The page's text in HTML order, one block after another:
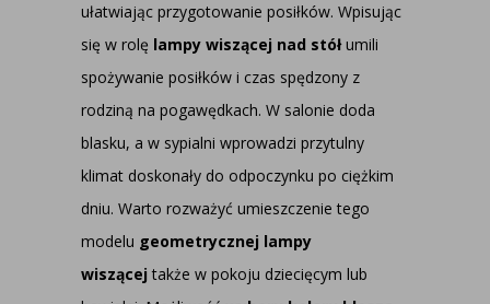
ułatwiając przygotowanie posiłków. Wpisując
się w rolę lampy wiszącej nad stółumili
spożywanie posiłków i czas spędzony z
rodziną na pogawędkach. W salonie doda
blasku, a w sypialni wprowadzi przytulny
klimat doskonały do odpoczynku po ciężkim
dniu. Warto rozważyć umieszczenie tego
modelu geometrycznej lampy
wiszącej także w pokoju dziecięcym lub